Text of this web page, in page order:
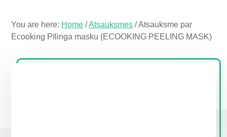
You are here: Home /Atsauksmes /Atsauksme par
Ecooking Pīlinga masku (ECOOKING PEELING MASK)